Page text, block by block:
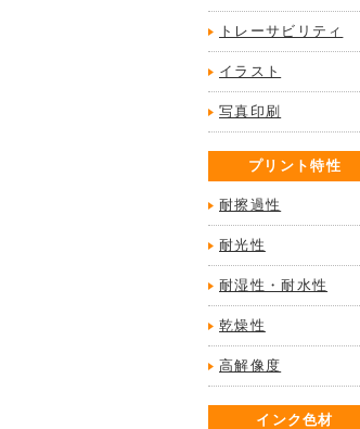
トレーサビリティ
イラスト
写真印刷
プリント特性
耐擦過性
耐光性
耐湿性・耐水性
乾燥性
高解像度
インク色材